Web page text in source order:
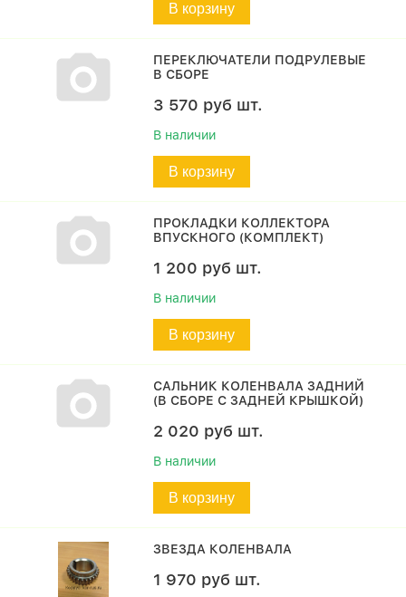
В корзину
ПЕРЕКЛЮЧАТЕЛИ ПОДРУЛЕВЫЕ
В СБОРЕ
3 570 руб шт.
В наличии
В корзину
ПРОКЛАДКИ КОЛЛЕКТОРА
ВПУСКНОГО (КОМПЛЕКТ)
1 200 руб шт.
В наличии
В корзину
САЛЬНИК КОЛЕНВАЛА ЗАДНИЙ
(В СБОРЕ С ЗАДНЕЙ КРЫШКОЙ)
2 020 руб шт.
В наличии
В корзину
ЗВЕЗДА КОЛЕНВАЛА
1 970 руб шт.